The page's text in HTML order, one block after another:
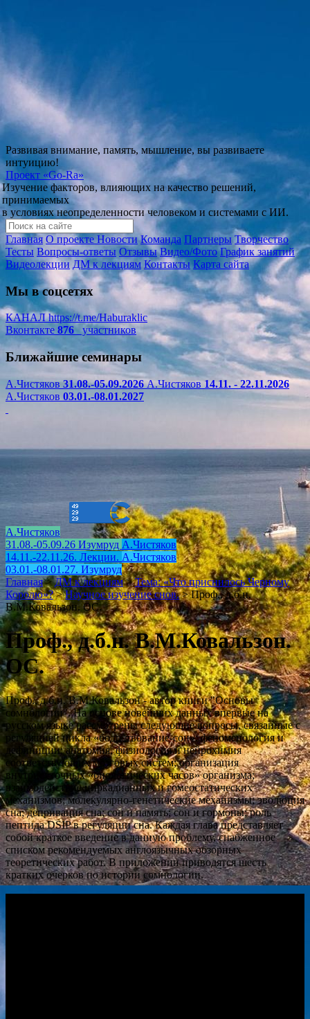
Развивая внимание, память, мышление, вы развиваете
интуицию!
Проект «Go-Ra»
Изучение факторов, влияющих на качество решений,
принимаемых
в условиях неопределенности человеком и системами с ИИ.
Главная О проектеНовости Команда Партнеры Творчество
Тесты Вопросы-ответы Отзывы Видео/Фото График занятий
Видеолекции ДМ к лекциям Контакты Карта сайта
Мы в соцсетях
КАНАЛhttps://t.me/Haburaklic
Вконтакте 876участников
Ближайшие семинары
А.Чистяков31.08.-05.09.2026 А.Чистяков14.11. - 22.11.2026
А.Чистяков 03.01.-08.01.2027
А.Чистяков
31.08.-05.09.26 Изумруд А.Чистяков
14.11.-22.11.26. Лекции. А.Чистяков
03.01.-08.01.27. Изумруд
Главная > ДМ к лекциям > Тема: «Что приснилось Черному
Королю»? > Научное изучение снов. > Проф., д.б.н.
В.М.Ковальзон. ОС.
Проф., д.б.н. В.М.Ковальзон.
ОС.
Проф., д.б.н. В.М.Ковальзон - автор книги "Основы
сомнологии". На основе новейших данных впервые на
русском языке рассмотрены следующие вопросы, связанные с
регуляцией цикла «бодрствование-сон»: феноменология и
дефиниции; анатомия, физиология и нейрохимия
соответствующих мозговых систем; организация
внутрисуточных «биологических часов» организма;
взаимодействие циркадианных и гомеостатических
механизмов; молекулярно-генетические механизмы; эволюция
сна; депривация сна; сон и память; сон и гормоны; роль
пептида DSIP в регуляции сна. Каждая глава представляет
собой краткое введение в данную проблему, снабженное
списком рекомендуемых англоязычных обзорных
теоретических работ. В приложении приводятся шесть
кратких очерков по истории сомнологии.